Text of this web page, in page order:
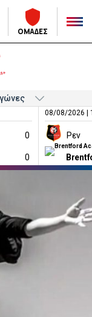
ΟΜΑΔΕΣ
08/08/2026 |
Ρεν
0
0